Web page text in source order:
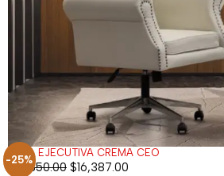
-25%
SILLA EJECUTIVA CREMA CEO
$21,850.00 $16,387.00